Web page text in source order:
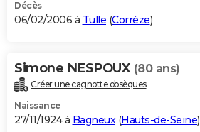
Décès
06/02/2006 à Tulle (Corrèze)
Simone NESPOUX (80 ans)
Créer une cagnotte obsèques
Naissance
27/11/1924 à Bagneux(Hauts-de-Seine)